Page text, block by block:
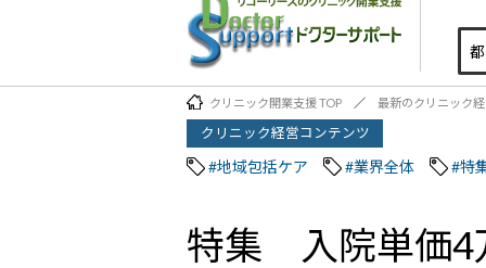
クリニック開業支援 TOP 最新のクリニック
クリニック経営コンテンツ
#地域包括ケア #業界全体 #特
特集 入院単価4